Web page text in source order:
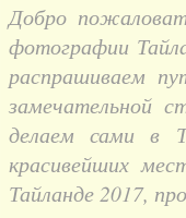
Добро
фотографии
распрашиваем
замечательной
делаем сами в
красивейших
Тайланде 2017,